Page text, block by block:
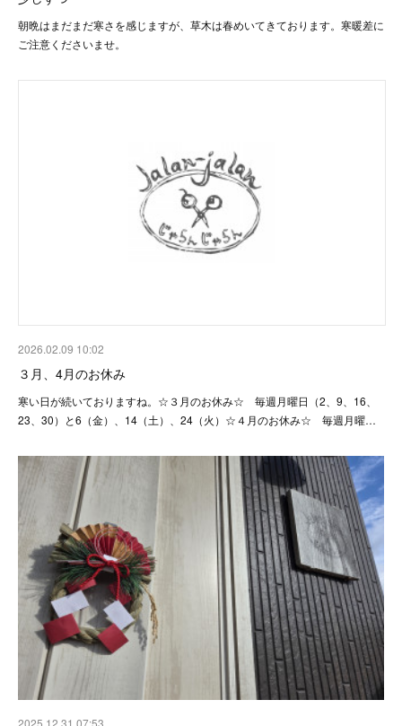
朝晩はまだまだ寒さを感じますが、草木は春めいてきております。寒暖差に
ご注意くださいませ。
2026.02.09 10:02
３月、4月のお休み
寒い日が続いておりますね。☆３月のお休み☆ 毎週月曜日（2、9、16、
23、30）と6（金）、14（土）、24（火）☆４月のお休み☆ 毎週月曜…
2025.12.31 07:53